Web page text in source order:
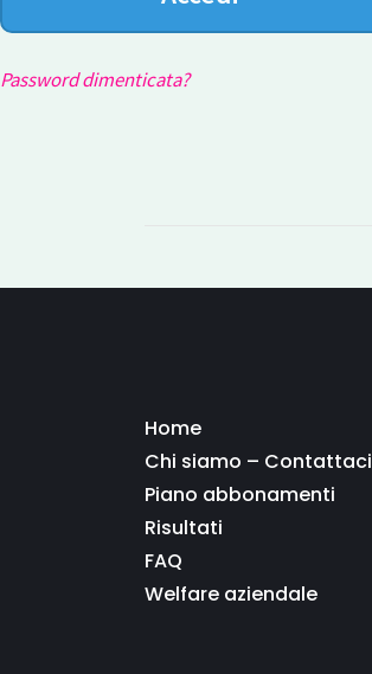
Password dimenticata?
Home
Chi siamo – Contattaci
Piano abbonamenti
Risultati
FAQ
Welfare aziendale